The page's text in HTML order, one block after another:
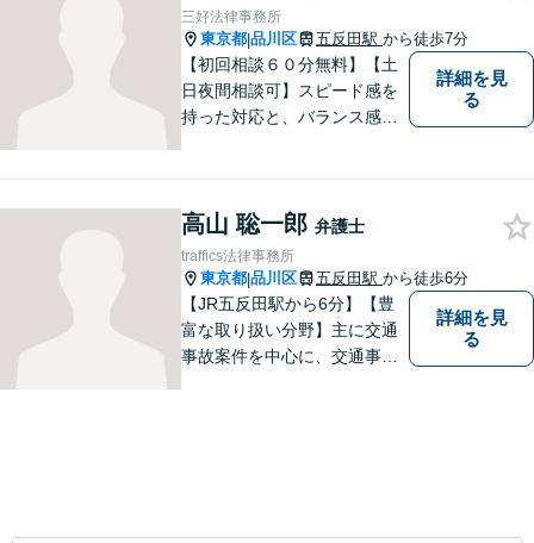
三好法律事務所
東京都|品川区 五反田駅 から徒歩7分
【初回相談６０分無料】【土
日夜間相談可】スピード感を
持った対応と、バランス感覚
など何でもお気軽にご質問く
ださい。ご希望に沿った解決
に向け全力を尽くします。
詳細を見
る
高山 聡一郎 弁護士
traffics法律事務所
東京都|品川区 五反田駅 から徒歩6分
【JR五反田駅から6分】【豊
富な取り扱い分野】主に交通
事故案件を中心に、交通事故
詳細を見
る